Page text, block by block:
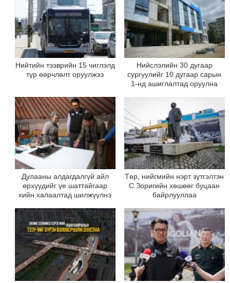
Нийтийн тээврийн 15 чиглэлд
түр өөрчлөлт оруулжээ
Нийслэлийн 30 дугаар
сургуулийг 10 дугаар сарын
1-нд ашиглалтад оруулна
Дулааны алдагдалгүй айл
өрхүүдийг үе шаттайгаар
хийн халаалтад шилжүүлнэ
Төр, нийгмийн нэрт зүтгэлтэн
С.Зоригийн хөшөөг буцаан
байрлууллаа